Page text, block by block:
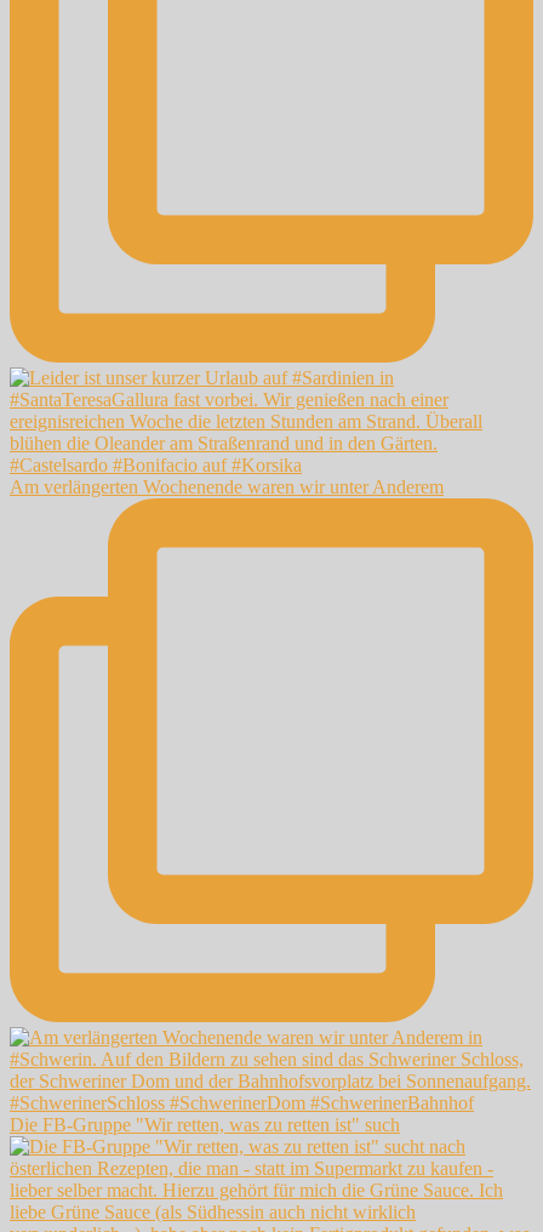
Am verlängerten Wochenende waren wir unter Anderem
Die FB-Gruppe "Wir retten, was zu retten ist" such